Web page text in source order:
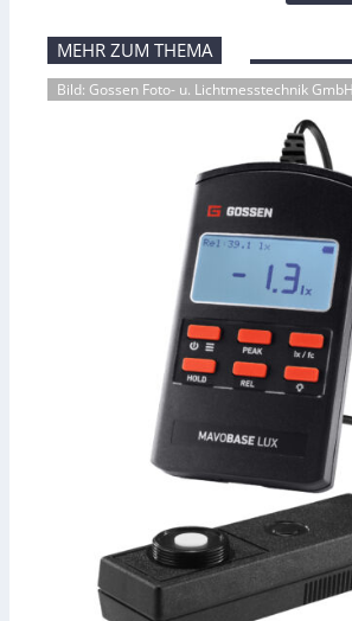
MEHR ZUM THEMA
Bild: Gossen Foto- u. Lichtmesstechnik GmbH